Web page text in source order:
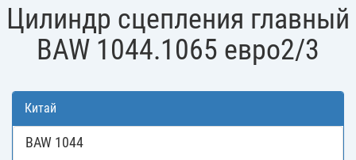
Цилиндр сцепления главный
BAW 1044.1065 евро2/3
Китай
BAW 1044